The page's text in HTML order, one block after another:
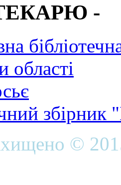
-
області
©